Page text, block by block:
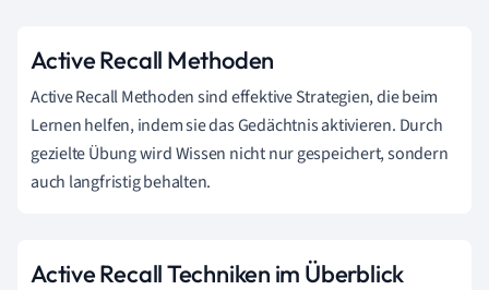
Active Recall Methoden
Active Recall Methoden sind effektive Strategien, die beim
Lernen helfen, indem sie das Gedächtnis aktivieren. Durch
gezielte Übung wird Wissen nicht nur gespeichert, sondern
auch langfristig behalten.
Active Recall Techniken im Überblick